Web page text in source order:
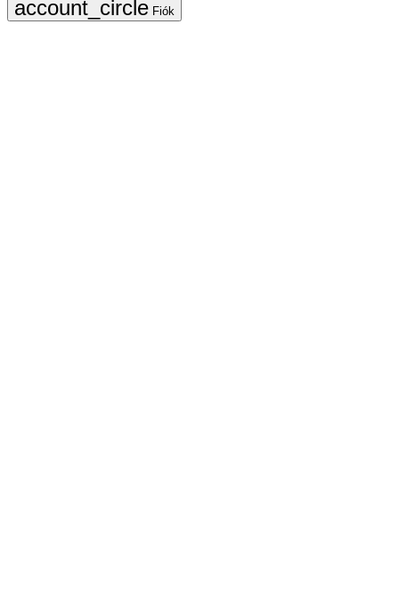
Fiók